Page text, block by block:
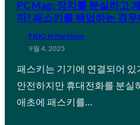
PC Mag: 장치를 분실하고
까? 패스키를 백업하는 경
FIDO in the News
9월 4, 2025
패스키는 기기에 연결되어
안전하지만 휴대전화를 분실
애초에 패스키를…